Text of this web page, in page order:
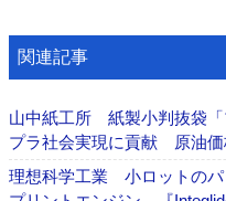
関連記事
山中紙工所 紙製小判抜袋「
プラ社会実現に貢献 原油価
理想科学工業 小ロットのパ